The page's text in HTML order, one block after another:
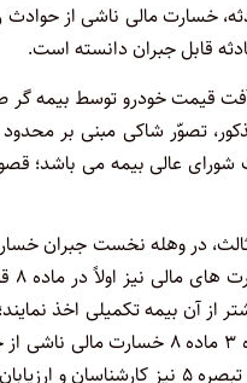
خسارت مالی ناشی از حوادث
قابل جبران دانسته است.
قیمت خودرو توسط بیمه گر
عالی بیمه می باشد؛
در وهله نخست جبران
مدّنظر قانونگذار نبوده است. ثانیاً با
به گران ترین خودروی متعارف قابل جبران